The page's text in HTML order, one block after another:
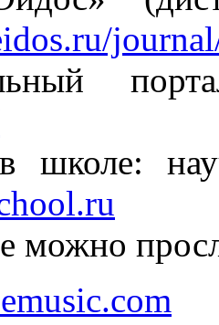
школе:
можно